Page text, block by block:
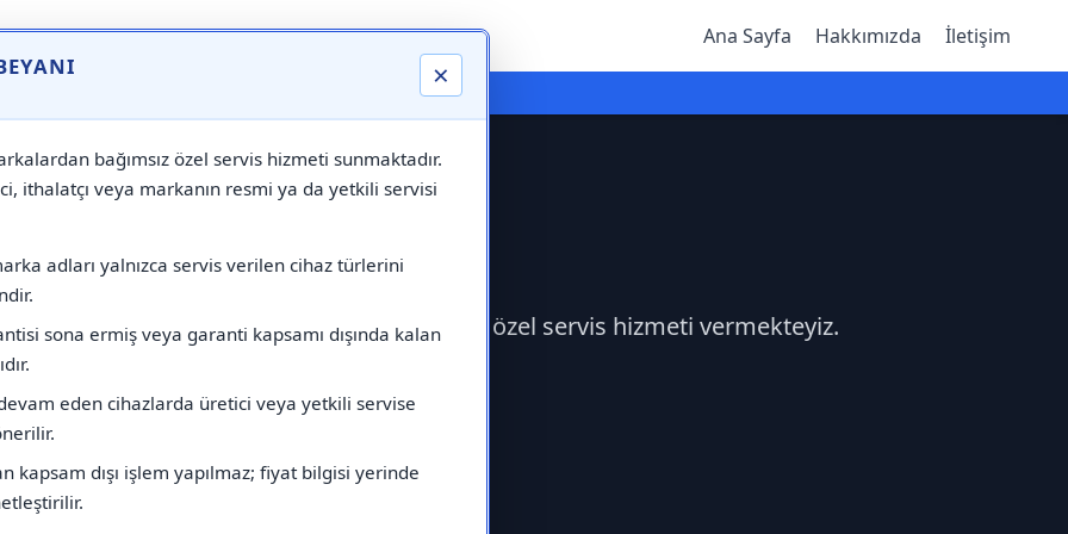
×
bağımsız özel servis hizmeti sunmaktadır.
ithalatçı veya markanın resmi ya da yetkili servisi
adları yalnızca servis verilen cihaz türlerini
sona ermiş veya garanti kapsamı dışında kalan
eden cihazlarda üretici veya yetkili servise
kapsam dışı işlem yapılmaz; fiyat bilgisi yerinde
Ana Sayfa Hakkımızda İletişim
⚠️ Markadan Bağımsız "Özel Servis" Hizmeti
Servisi çağırabilirsiniz.Markadan bağımsız özel servis hizmeti vermekteyiz.